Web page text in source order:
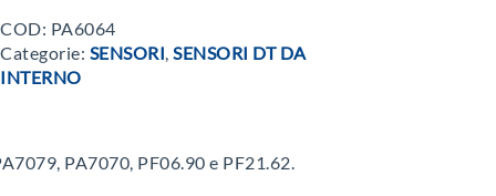
COD: PA6064
Categorie: SENSORI,SENSORI DT DA
INTERNO
PA7070, PF06.90 e PF21.62.